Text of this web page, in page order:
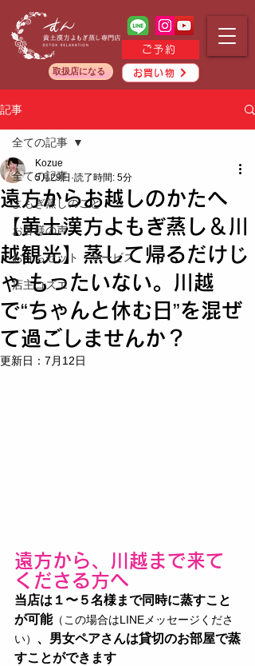
ご予約
お買い物
取扱店になる
記事
全ての記事
よもぎ蒸しのこと
お客様の声
おうちセット・サービス
店主コズエ
全ての記事
遠方からお越しのかたへ
【黄土漢方よもぎ蒸し＆川
越観光】蒸して帰るだけじ
ゃ もったいない。川越
で“ちゃんと休む日”を混ぜ
て過ごしませんか？
Kozue
5月29日 読了時間: 5分
更新日： 7月12日
遠方から、川越まで来て
くださる方へ
当店は１〜５名様まで同時に蒸すこと
が可能（この場合はLINEメッセージくださ
い） 、男女ペアさんは貸切のお部屋で蒸
すことができます